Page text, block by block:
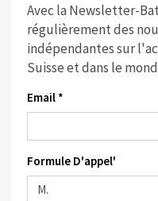
Avec la Newsletter-
régulièrement des
indépendantes sur
Suisse et dans le
Email *
Formule D'appel'